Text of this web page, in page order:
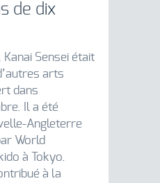
de dix
Kanai Sensei était
arts
dans
Il a été
Angleterre
World
à Tokyo.
à la